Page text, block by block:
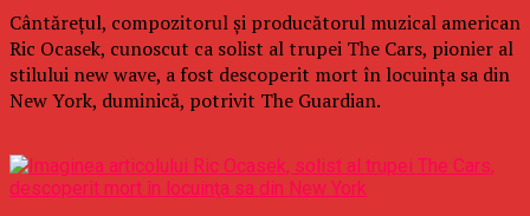
Cântăreţul, compozitorul şi producătorul muzical american
Ric Ocasek, cunoscut ca solist al trupei The Cars, pionier al
stilului new wave, a fost descoperit mort în locuinţa sa din
New York, duminică, potrivit The Guardian.